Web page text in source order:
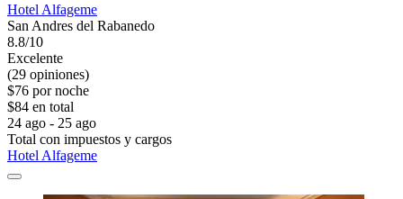
Hotel Alfageme
San Andres del Rabanedo
8.8/10
Excelente
(29 opiniones)
$76 por noche
$84 en total
24 ago - 25 ago
Total con impuestos y cargos
Hotel Alfageme